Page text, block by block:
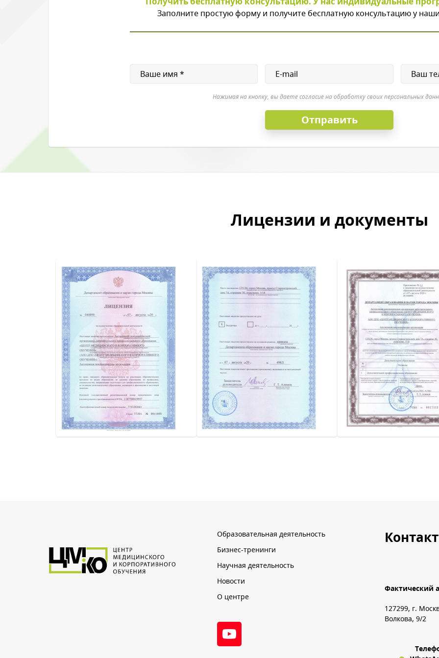
Заполните простую форму и получите бесплатную консультацию у
Нажимая на кнопку, вы даете согласие на обработку своих персональных
Лицензии и документы
Образовательная деятельность
Бизнес-тренинги
Научная деятельность
Новости
О центре
Фактический
127299, г.
Волкова, 9/2